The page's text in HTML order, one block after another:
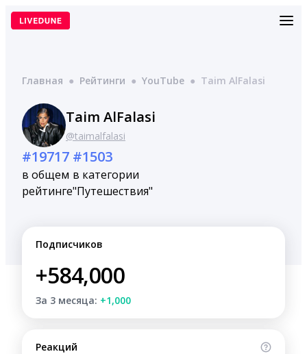
Перейти
Главная ● Рейтинги ● YouTube ● Taim AlFalasi
Taim AlFalasi
@taimalfalasi
#19717
в общем
рейтинге
#1503
в категории
"Путешествия"
Подписчиков
+584,000
За 3 месяца: +1,000
Реакций